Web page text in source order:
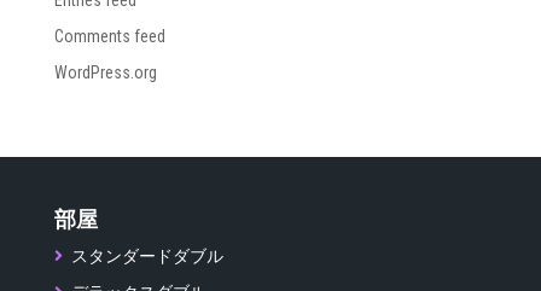
Comments feed
WordPress.org
部屋
スタンダードダブル